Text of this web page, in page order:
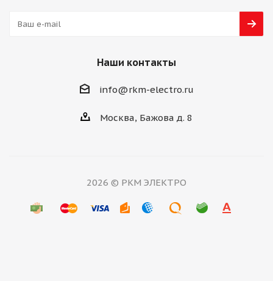
Наши контакты
info@rkm-electro.ru
Москва, Бажова д. 8
2026 © РКМ ЭЛЕКТРО